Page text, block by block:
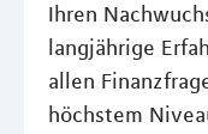
Ihren
langjährige
allen
höchstem